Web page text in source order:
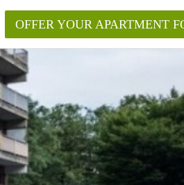
OFFER YOUR APARTMENT